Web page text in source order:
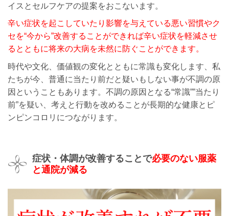
イスとセルフケアの提案をおこないます。
辛い症状を起こしていたり影響を与えている悪い習慣やク
セを“今から”改善することができれば辛い症状を軽減させ
るとともに将来の大病を未然に防ぐことができます。
時代や文化、価値観の変化とともに常識も変化します、私
たちが今、普通に当たり前だと疑いもしない事が不調の原
因ということもあります。不調の原因となる“常識””当たり
前”を疑い、 考えと行動を改めることが長期的な健康とピ
ンピンコロリにつながります。
症状・体調が改善することで必要のない服薬
と通院が減る